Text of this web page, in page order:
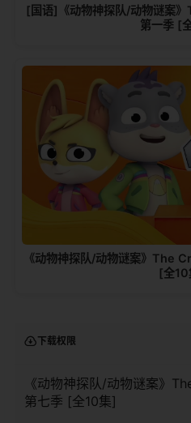
[国语]《动物神探队/动物谜案
第一季 [
《动物神探队/动物谜案》The
[全10
下载权限
《动物神探队/动物谜案》
第七季 [全10集]